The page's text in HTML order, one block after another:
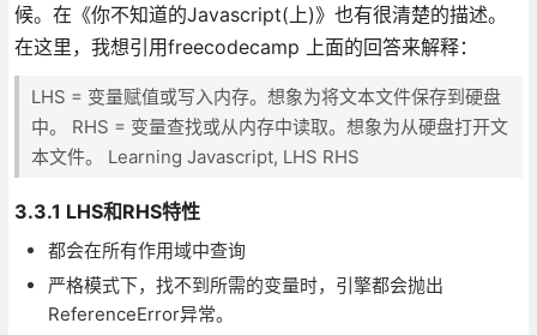
候。在《你不知道的Javascript(上)》也有很清楚的描述。
在这里，我想引用freecodecamp 上面的回答来解释：
LHS = 变量赋值或写入内存。想象为将文本文件保存到硬盘
中。 RHS = 变量查找或从内存中读取。想象为从硬盘打开文
本文件。 Learning Javascript, LHS RHS
3.3.1 LHS和RHS特性
都会在所有作用域中查询
严格模式下，找不到所需的变量时，引擎都会抛出
ReferenceError异常。